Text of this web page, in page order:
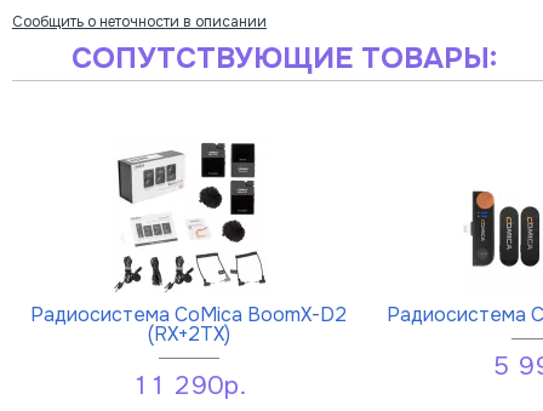
Сообщить о неточности в описании
СОПУТСТВУЮЩИЕ ТОВАРЫ:
Радиосистема CoMica BoomX-D2
(RX+2TX)
11 290р.
Радиосистема
5